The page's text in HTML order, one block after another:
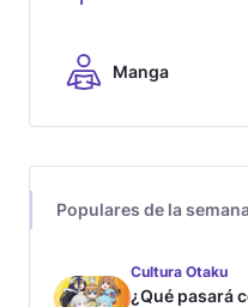
Manga
Populares de la
Cultura Otaku
¿Qué pasará